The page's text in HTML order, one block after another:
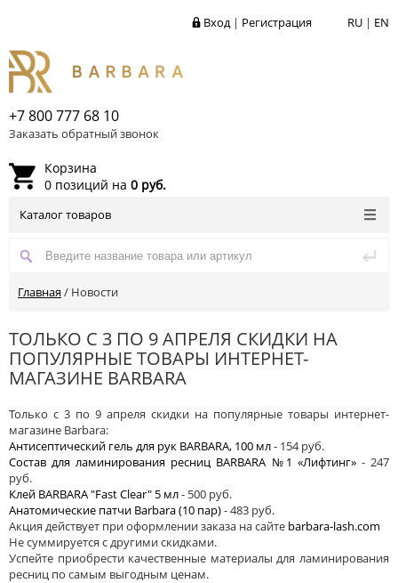
RU | EN
Вход| Регистрация
+7 800 777 68 10
Заказать обратный звонок
Корзина
0 позиций на 0 руб.
Каталог товаров
Главная / Новости
ТОЛЬКО С 3 ПО 9 АПРЕЛЯ СКИДКИ НА
ПОПУЛЯРНЫЕ ТОВАРЫ ИНТЕРНЕТ-
МАГАЗИНЕ BARBARA
Только с 3 по 9 апреля скидки на популярные товары интернет-
магазине Barbara:
Антисептический гель для рук BARBARA, 100 мл- 154 руб.
Состав для ламинирования ресниц BARBARA №1 «Лифтинг»- 247
руб.
Клей BARBARA "Fast Clear" 5 мл- 500 руб.
Анатомические патчи Barbara (10 пар)- 483 руб.
Акция действует при оформлении заказа на сайте barbara-lash.com
Не суммируется с другими скидками.
Успейте приобрести качественные материалы для ламинирования
ресниц по самым выгодным ценам.